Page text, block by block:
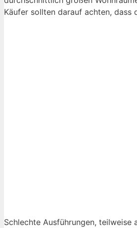
Käufer sollten darauf achten, dass
Schlechte Ausführungen, teilweise